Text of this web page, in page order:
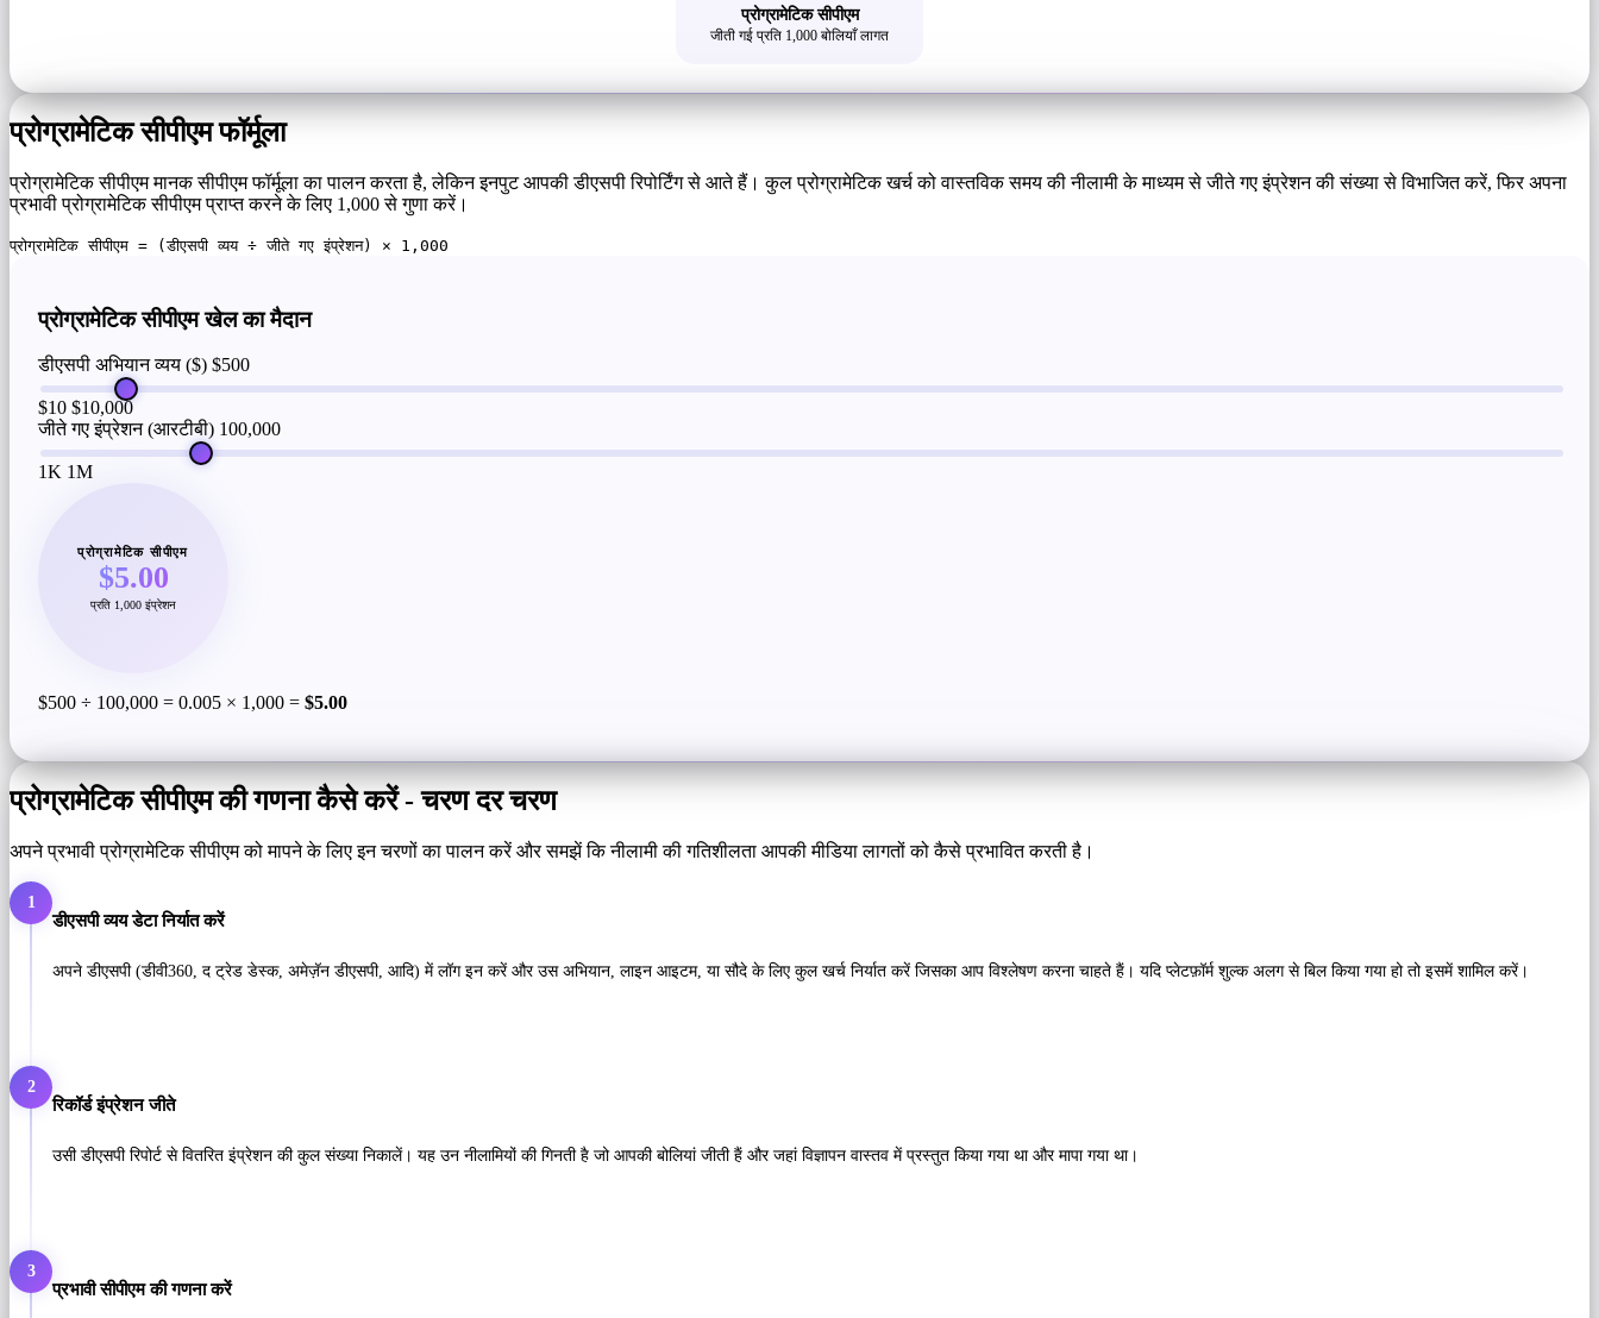
प्रोग्रामेटिक सीपीएम
जीती गई प्रति 1,000 बोलियाँ लागत
प्रोग्रामेटिक सीपीएम फॉर्मूला
प्रोग्रामेटिक सीपीएम मानक सीपीएम फॉर्मूला का पालन करता है, लेकिन इनपुट आपकी डीएसपी रिपोर्टिंग से आते हैं। कुल प्रोग्रामेटिक खर्च को वास्तविक समय की नीलामी के माध्यम से जीते गए इंप्रेशन की संख्या से विभाजित करें, फिर अपना
प्रभावी प्रोग्रामेटिक सीपीएम प्राप्त करने के लिए 1,000 से गुणा करें।
प्रोग्रामेटिक सीपीएम = (डीएसपी व्यय ÷ जीते गए इंप्रेशन) × 1,000
प्रोग्रामेटिक सीपीएम खेल का मैदान
डीएसपी अभियान व्यय ($) $500
$10 $10,000
जीते गए इंप्रेशन (आरटीबी) 100,000
1K 1M
प्रोग्रामेटिक सीपीएम
$5.00
प्रति 1,000 इंप्रेशन
$500 ÷ 100,000 = 0.005 × 1,000 = $5.00
प्रोग्रामेटिक सीपीएम की गणना कैसे करें - चरण दर चरण
अपने प्रभावी प्रोग्रामेटिक सीपीएम को मापने के लिए इन चरणों का पालन करें और समझें कि नीलामी की गतिशीलता आपकी मीडिया लागतों को कैसे प्रभावित करती है।
1
डीएसपी व्यय डेटा निर्यात करें
अपने डीएसपी (डीवी360, द ट्रेड डेस्क, अमेज़ॅन डीएसपी, आदि) में लॉग इन करें और उस अभियान, लाइन आइटम, या सौदे के लिए कुल खर्च निर्यात करें जिसका आप विश्लेषण करना चाहते हैं। यदि प्लेटफ़ॉर्म शुल्क अलग से बिल किया गया हो तो इसमें शामिल करें।
2
रिकॉर्ड इंप्रेशन जीते
उसी डीएसपी रिपोर्ट से वितरित इंप्रेशन की कुल संख्या निकालें। यह उन नीलामियों की गिनती है जो आपकी बोलियां जीती हैं और जहां विज्ञापन वास्तव में प्रस्तुत किया गया था और मापा गया था।
3
प्रभावी सीपीएम की गणना करें